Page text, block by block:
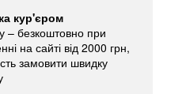
кур'єром
– безкоштовно при
на сайті від 2000 грн,
замовити швидку